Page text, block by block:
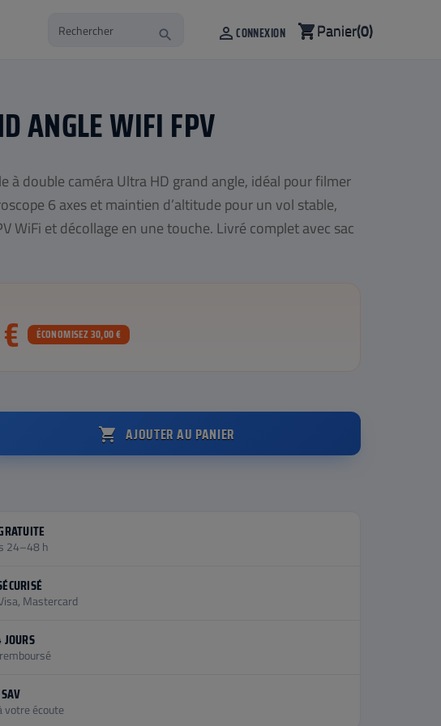
search CONNEXION shopping_cartPanier(0)
ANGLE WIFI FPV
à double caméra Ultra HD grand angle, idéal pour filmer
6 axes et maintien d’altitude pour un vol stable,
WiFi et décollage en une touche. Livré complet avec sac
ÉCONOMISEZ 30,00 €
 AJOUTER AU PANIER
24–48 h
Mastercard
votre écoute